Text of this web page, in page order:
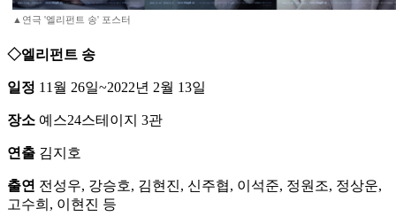
▲연극 '엘리펀트 송' 포스터
◇엘리펀트 송
일정 11월 26일~2022년 2월 13일
장소 예스24스테이지 3관
연출 김지호
출연 전성우, 강승호, 김현진, 신주협, 이석준, 정원조, 정상운,
고수희, 이현진 등